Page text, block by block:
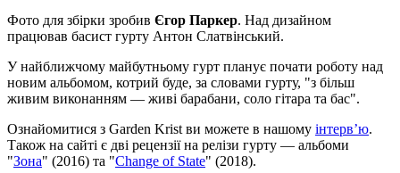
Фото для збірки зробив Єгор Паркер. Над дизайном
працював басист гурту Антон Слатвінський.
У найближчому майбутньому гурт планує почати роботу над
новим альбомом, котрий буде, за словами гурту, "з більш
живим виконанням — живі барабани, соло гітара та бас".
Ознайомитися з Garden Krist ви можете в нашому інтерв’ю.
Також на сайті є дві рецензії на релізи гурту — альбоми
"Зона" (2016) та "Change of State" (2018).